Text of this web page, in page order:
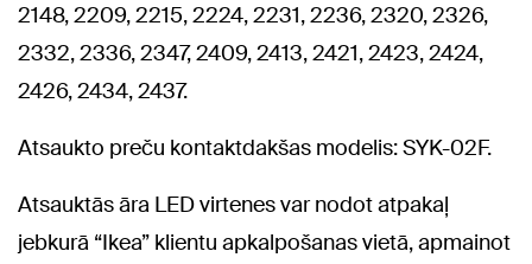
2148, 2209, 2215, 2224, 2231, 2236, 2320, 2326,
2332, 2336, 2347, 2409, 2413, 2421, 2423, 2424,
2426, 2434, 2437.
Atsaukto preču kontaktdakšas modelis: SYK-02F.
Atsauktās āra LED virtenes var nodot atpakaļ
jebkurā “Ikea” klientu apkalpošanas vietā, apmainot